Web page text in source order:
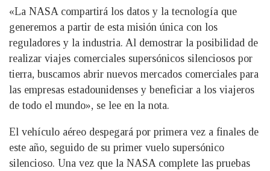
«La NASA compartirá los datos y la tecnología que
generemos a partir de esta misión única con los
reguladores y la industria. Al demostrar la posibilidad de
realizar viajes comerciales supersónicos silenciosos por
tierra, buscamos abrir nuevos mercados comerciales para
las empresas estadounidenses y beneficiar a los viajeros
de todo el mundo», se lee en la nota.
El vehículo aéreo despegará por primera vez a finales de
este año, seguido de su primer vuelo supersónico
silencioso. Una vez que la NASA complete las pruebas